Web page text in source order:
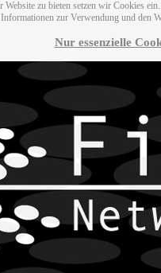
Website zu bieten setzen wir Cookies
zur Verwendung und den
Nur essenzielle